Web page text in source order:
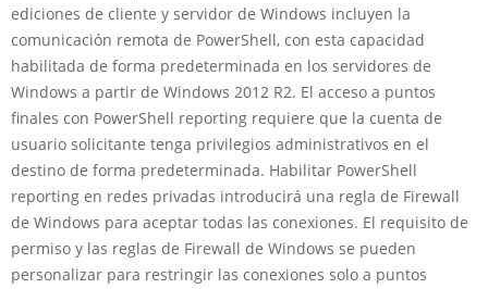
ediciones de cliente y servidor de Windows incluyen la
comunicación remota de PowerShell, con esta capacidad
habilitada de forma predeterminada en los servidores de
Windows a partir de Windows 2012 R2. El acceso a puntos
finales con PowerShell reporting requiere que la cuenta de
usuario solicitante tenga privilegios administrativos en el
destino de forma predeterminada. Habilitar PowerShell
reporting en redes privadas introducirá una regla de Firewall
de Windows para aceptar todas las conexiones. El requisito de
permiso y las reglas de Firewall de Windows se pueden
personalizar para restringir las conexiones solo a puntos